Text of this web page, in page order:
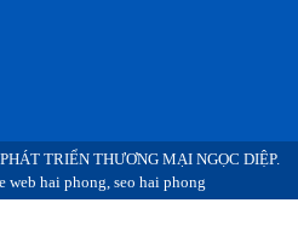
TRIỂN THƯƠNG MẠI NGỌC DIỆP.
web hai phong, seo hai phong